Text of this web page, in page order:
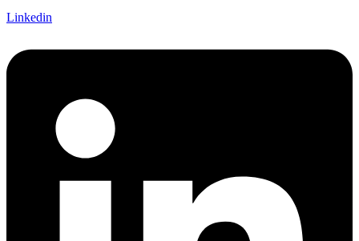
Linkedin